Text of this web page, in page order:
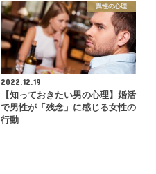
異性の心理
2022.12.19
【知っておきたい男の心理】婚活
で男性が「残念」に感じる女性の
行動